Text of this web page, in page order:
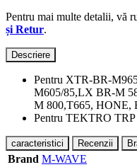
Pentru mai multe detalii, vă
și Retur.
Descriere
Pentru XTR-BR-
M605/85,LX BR-M
M 800,T665, HONE,
Pentru TEKTRO
caracteristici Recenzii
Brand M-WAVE